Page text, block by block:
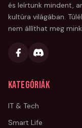
és leírtunk mindent,
kultúra világában.
nem állíthat meg
Kategóriák
IT & Tech
Smart Life